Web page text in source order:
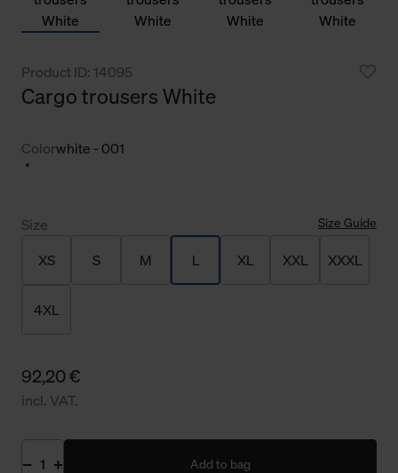
Product ID: 14095
Cargo trousers White
Colorwhite - 001
Size Size Guide
XS S M L XL XXL XXXL
4XL
92,20 €
incl. VAT.
Add to bag